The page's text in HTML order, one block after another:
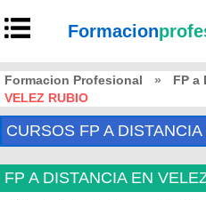
Formacion
Formacion Profesional » FP a
VELEZ RUBIO
CURSOS FP A
FP A DISTANCIA EN